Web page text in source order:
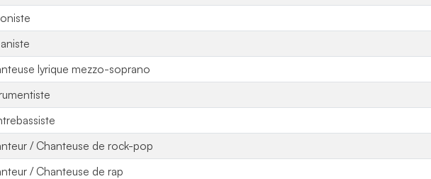
lyrique mezzo-soprano
/ Chanteuse de rock-pop
/ Chanteuse de rap